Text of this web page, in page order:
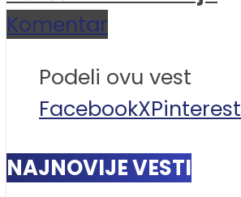
Komentar
Podeli ovu vest
FacebookXPinterest
NAJNOVIJE VESTI